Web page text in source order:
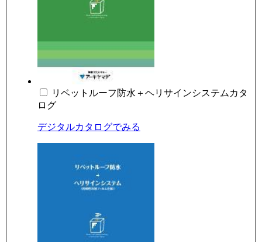
リベットルーフ防水＋ヘリサインシステムカタ
ログ
デジタルカタログでみる